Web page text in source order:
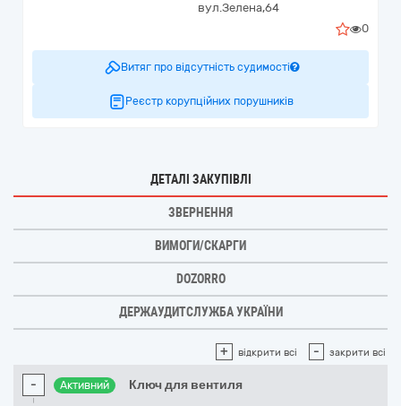
вул.Зелена,64
0
Витяг про відсутність судимості
Реєстр корупційних порушників
ДЕТАЛІ ЗАКУПІВЛІ
ЗВЕРНЕННЯ
ВИМОГИ/СКАРГИ
DOZORRO
ДЕРЖАУДИТСЛУЖБА УКРАЇНИ
+ відкрити всі - закрити всі
- Активний Ключ для вентиля